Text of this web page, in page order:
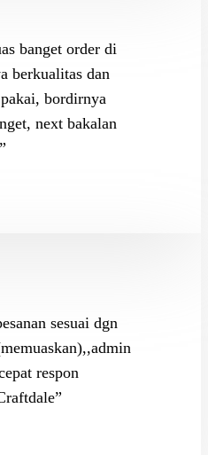
banget order di
berkualitas dan
bordirnya
next bakalan
”
sesuai dgn
respon